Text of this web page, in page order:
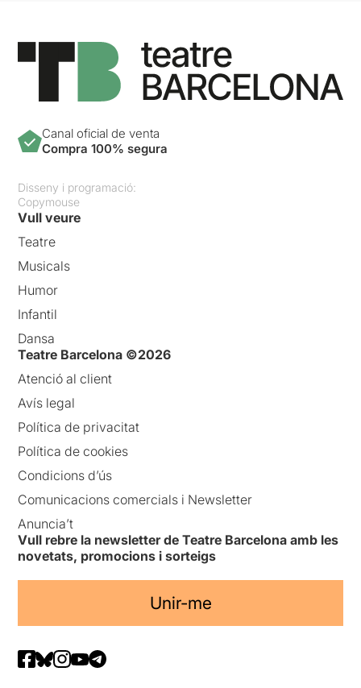
Canal oficial de venta
Compra 100% segura
Disseny i programació:
Copymouse
Vull veure
Teatre
Musicals
Humor
Infantil
Dansa
Teatre Barcelona ©2026
Atenció al client
Avís legal
Política de privacitat
Política de cookies
Condicions d’ús
Comunicacions comercials i Newsletter
Anuncia’t
Vull rebre la newsletter de Teatre Barcelona amb les
novetats, promocions i sorteigs
Unir-me